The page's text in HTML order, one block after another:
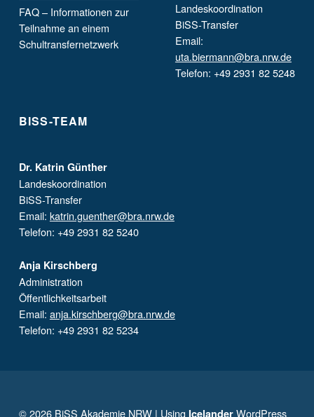
FAQ – Informationen zur
Teilnahme an einem
Schultransfernetzwerk
Landeskoordination
BiSS-Transfer
Email:
uta.biermann@bra.nrw.de
Telefon: +49 2931 82 5248
BISS-TEAM
Dr. Katrin Günther
Landeskoordination
BiSS-Transfer
Email: katrin.guenther@bra.nrw.de
Telefon: +49 2931 82 5240
Anja Kirschberg
Administration
Öffentlichkeitsarbeit
Email: anja.kirschberg@bra.nrw.de
Telefon: +49 2931 82 5234
© 2026 BiSS Akademie NRW | Using Icelander WordPress